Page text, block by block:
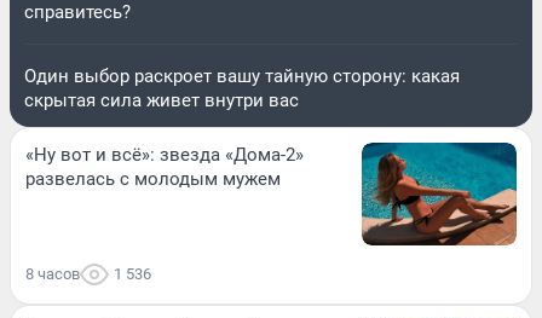
справитесь?
Один выбор раскроет вашу тайную сторону: какая
скрытая сила живет внутри вас
«Ну вот и всё»: звезда «Дома-2»
развелась с молодым мужем
8 часов 1 536